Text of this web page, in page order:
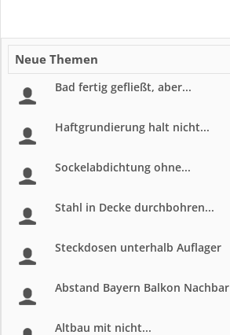
Neue Themen
Bad fertig gefließt, aber...
Haftgrundierung halt nicht...
Sockelabdichtung ohne...
Stahl in Decke durchbohren...
Steckdosen unterhalb Auflager
Abstand Bayern Balkon Nachbar
Altbau mit nicht...